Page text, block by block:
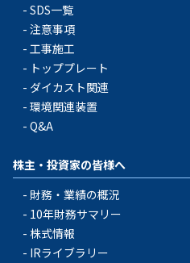
SDS一覧
注意事項
工事施工
トッププレート
ダイカスト関連
環境関連装置
Q&A
株主・投資家の皆様へ
財務・業績の概況
10年財務サマリー
株式情報
IRライブラリー